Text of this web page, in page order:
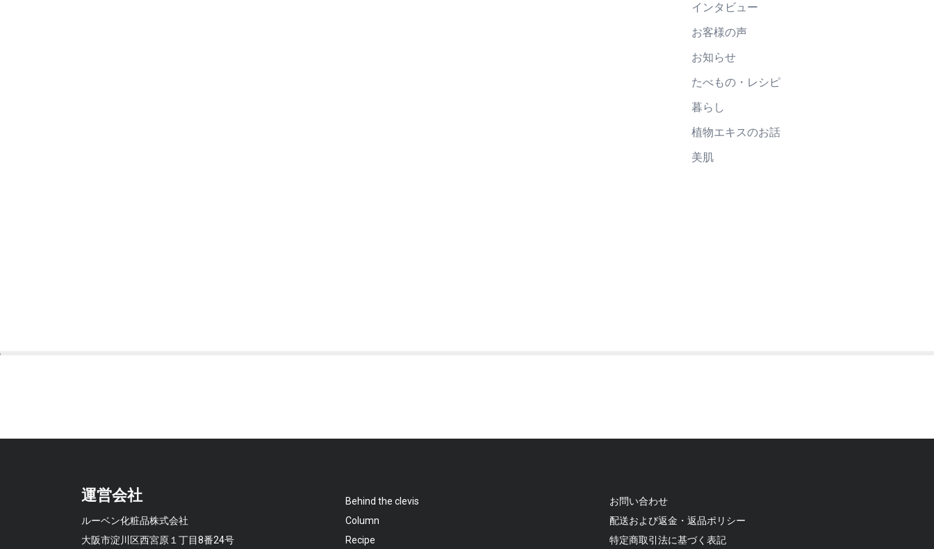
インタビュー
お客様の声
お知らせ
たべもの・レシピ
暮らし
植物エキスのお話
美肌
Behind the clevis
Column
Recipe
お問い合わせ
配送および返金・返品ポリシー
特定商取引法に基づく表記
運営会社
ルーベン化粧品株式会社
大阪市淀川区西宮原１丁目8番24号